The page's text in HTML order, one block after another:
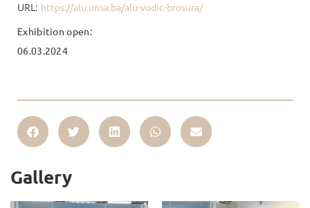
URL: https://alu.unsa.ba/alu-vodic-brosura/
Exhibition open:
06.03.2024
Gallery